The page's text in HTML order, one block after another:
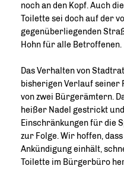
noch an den Kopf. Auch
Toilette sei doch auf der
gegenüberliegenden
Hohn für alle Betroffenen.
Das Verhalten von
bisherigen Verlauf seiner
von zwei Bürgerämtern.
heißer Nadel gestrickt
Einschränkungen für die
zur Folge. Wir hoffen,
Ankündigung einhält,
Toilette im Bürgerbüro